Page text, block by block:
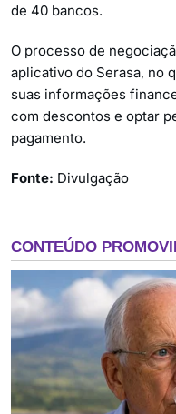
de 40 bancos.
O processo de
aplicativo do Serasa, no
suas informações
com descontos e optar
pagamento.
Fonte: Divulgação